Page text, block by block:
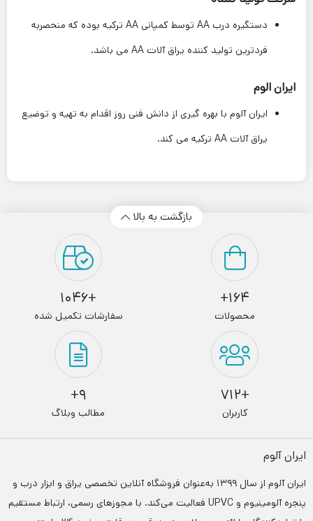
دستگیره درب AA توسط کمپانی AA ترکیه بوده که منحصربه
فردترین تولید کننده یراق آلات AA می باشد.
ایران الوم
ایران آلوم با بهره گیری از دانش فنی روز اقدام به تهیه و توضیع
یراق آلات AA ترکیه می کند.
بازگشت به بالا
164+
محصولات
+1046
سفارشات تکمیل شده
+712
کاربران
9+
مطالب وبلاگ
ایران آلوم
ایران آلوم از سال ۱۳۹۹ به‌عنوان فروشگاه آنلاین تخصصی یراق و ابزار درب‌ و
پنجره آلومینیوم و UPVC فعالیت می‌کند. با مجوزهای رسمی، ارتباط مستقیم